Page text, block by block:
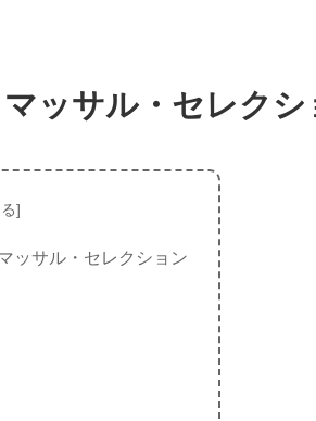
ッサル・セレクシ
ッサル・セレクション